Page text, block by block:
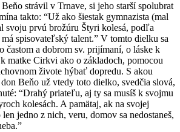
strávil v Trnave, si jeho starší spolubrat
takto: “Už ako šiestak gymnazista (mal
svoju prvú brožúru Štyri kolesá, podľa
spisovateľský talent.” V tomto dielku sa
častom a dobrom sv. prijímaní, o láske k
matke Cirkvi ako o základoch, pomocou
živote hýbať dopredu. S akou
Beňo už vtedy toto dielko, svedčia slová,
“Drahý priateľu, aj ty sa musíš k svojmu
kolesách. A pamätaj, ak na svojej
jedno z nich, veru, domov sa nedostaneš,